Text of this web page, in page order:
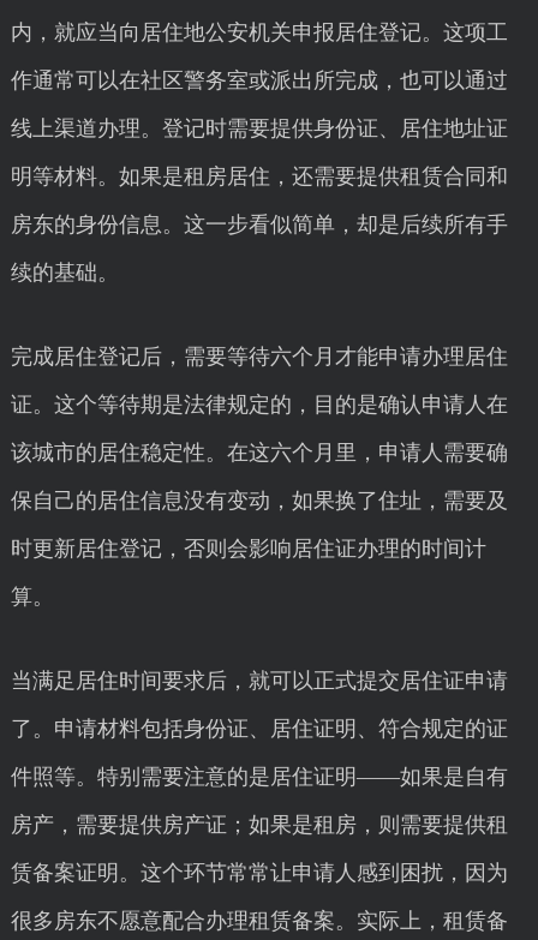
内，就应当向居住地公安机关申报居住登记。这项工
作通常可以在社区警务室或派出所完成，也可以通过
线上渠道办理。登记时需要提供身份证、居住地址证
明等材料。如果是租房居住，还需要提供租赁合同和
房东的身份信息。这一步看似简单，却是后续所有手
续的基础。
完成居住登记后，需要等待六个月才能申请办理居住
证。这个等待期是法律规定的，目的是确认申请人在
该城市的居住稳定性。在这六个月里，申请人需要确
保自己的居住信息没有变动，如果换了住址，需要及
时更新居住登记，否则会影响居住证办理的时间计
算。
当满足居住时间要求后，就可以正式提交居住证申请
了。申请材料包括身份证、居住证明、符合规定的证
件照等。特别需要注意的是居住证明——如果是自有
房产，需要提供房产证；如果是租房，则需要提供租
赁备案证明。这个环节常常让申请人感到困扰，因为
很多房东不愿意配合办理租赁备案。实际上，租赁备